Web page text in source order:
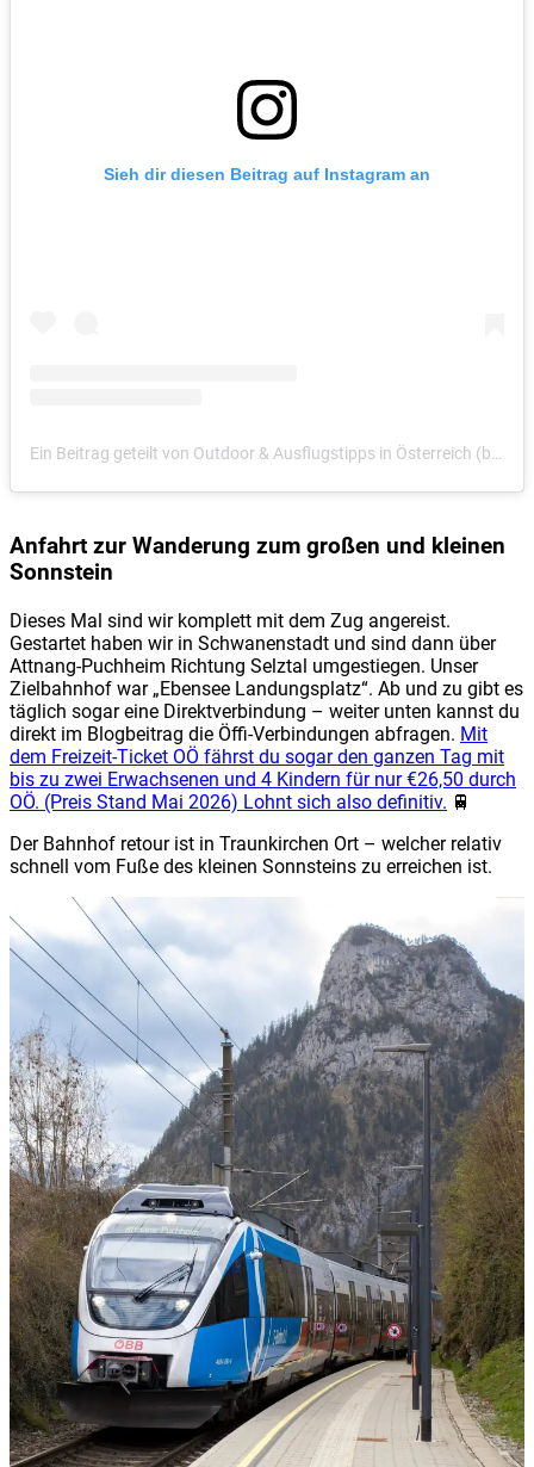
Sieh dir diesen Beitrag auf Instagram an
Anfahrt zur Wanderung zum großen und kleinen
Sonnstein
Dieses Mal sind wir komplett mit dem Zug angereist.
Gestartet haben wir in Schwanenstadt und sind dann über
Attnang-Puchheim Richtung Selztal umgestiegen. Unser
Zielbahnhof war „Ebensee Landungsplatz“. Ab und zu gibt es
täglich sogar eine Direktverbindung – weiter unten kannst du
direkt im Blogbeitrag die Öffi-Verbindungen abfragen. Mit
dem Freizeit-Ticket OÖ fährst du sogar den ganzen Tag mit
bis zu zwei Erwachsenen und 4 Kindern für nur €26,50 durch
OÖ. (Preis Stand Mai 2026) Lohnt sich also definitiv. 🚆
Der Bahnhof retour ist in Traunkirchen Ort – welcher relativ
schnell vom Fuße des kleinen Sonnsteins zu erreichen ist.